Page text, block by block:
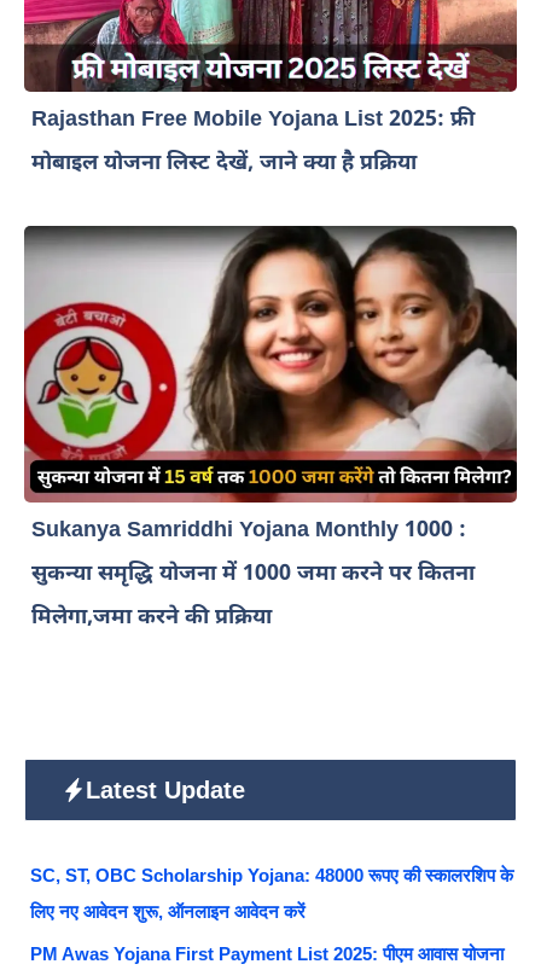
Rajasthan Free Mobile Yojana List 2025: फ्री
मोबाइल योजना लिस्ट देखें, जाने क्या है प्रक्रिया
Sukanya Samriddhi Yojana Monthly 1000 :
सुकन्या समृद्धि योजना में 1000 जमा करने पर कितना
मिलेगा,जमा करने की प्रक्रिया
Latest Update
SC, ST, OBC Scholarship Yojana: 48000 रूपए की स्कालरशिप के
लिए नए आवेदन शुरू, ऑनलाइन आवेदन करें
PM Awas Yojana First Payment List 2025: पीएम आवास योजना